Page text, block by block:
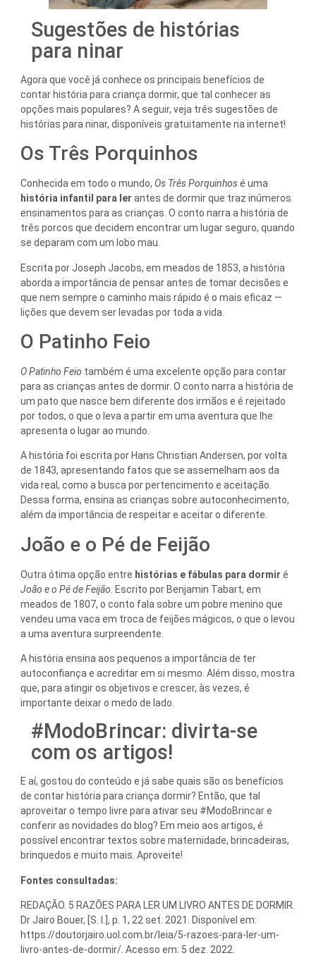
Sugestões de histórias
para ninar
Agora que você já conhece os principais benefícios de
contar história para criança dormir, que tal conhecer as
opções mais populares? A seguir, veja três sugestões de
histórias para ninar, disponíveis gratuitamente na internet!
Os Três Porquinhos
Conhecida em todo o mundo, Os Três Porquinhosé uma
história infantil para ler antes de dormir que traz inúmeros
ensinamentos para as crianças. O conto narra a história de
três porcos que decidem encontrar um lugar seguro, quando
se deparam com um lobo mau.
Escrita por Joseph Jacobs, em meados de 1853, a história
aborda a importância de pensar antes de tomar decisões e
que nem sempre o caminho mais rápido é o mais eficaz —
lições que devem ser levadas por toda a vida.
O Patinho Feio
O Patinho Feio também é uma excelente opção para contar
para as crianças antes de dormir. O conto narra a história de
um pato que nasce bem diferente dos irmãos e é rejeitado
por todos, o que o leva a partir em uma aventura que lhe
apresenta o lugar ao mundo.
A história foi escrita por Hans Christian Andersen, por volta
de 1843, apresentando fatos que se assemelham aos da
vida real, como a busca por pertencimento e aceitação.
Dessa forma, ensina as crianças sobre autoconhecimento,
além da importância de respeitar e aceitar o diferente.
João e o Pé de Feijão
Outra ótima opção entre histórias e fábulas para dormir é
João e o Pé de Feijão . Escrito por Benjamin Tabart, em
meados de 1807, o conto fala sobre um pobre menino que
vendeu uma vaca em troca de feijões mágicos, o que o levou
a uma aventura surpreendente.
A história ensina aos pequenos a importância de ter
autoconfiança e acreditar em si mesmo. Além disso, mostra
que, para atingir os objetivos e crescer, às vezes, é
importante deixar o medo de lado.
#ModoBrincar: divirta-se
com os artigos!
E aí, gostou do conteúdo e já sabe quais são os benefícios
de contar história para criança dormir? Então, que tal
aproveitar o tempo livre para ativar seu #ModoBrincar e
conferir as novidades do blog? Em meio aos artigos, é
possível encontrar textos sobre maternidade, brincadeiras,
brinquedos e muito mais. Aproveite!
Fontes consultadas:
REDAÇÃO. 5 RAZÕES PARA LER UM LIVRO ANTES DE DORMIR.
Dr Jairo Bouer, [S. l.], p. 1, 22 set. 2021. Disponível em:
https://doutorjairo.uol.com.br/leia/5-razoes-para-ler-um-
livro-antes-de-dormir/. Acesso em: 5 dez. 2022.